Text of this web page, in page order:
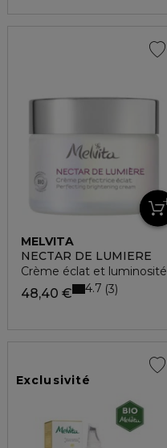
MELVITA
NECTAR DE LUMIERE
Crème éclat et luminosité
48,40 € 4.7 3
Exclusivité